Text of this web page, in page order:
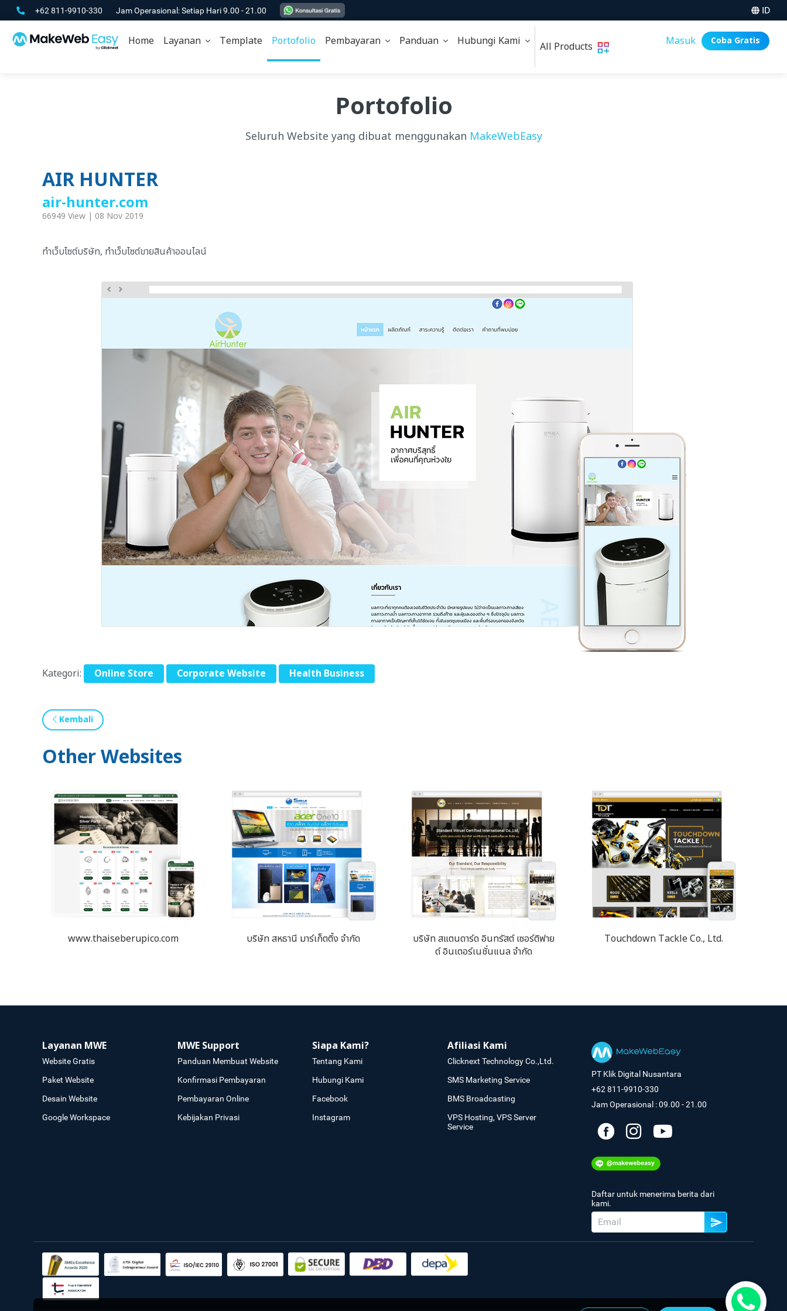
+62 811-9910-330 Jam Operasional: Setiap Hari 9.00 - 21.00 ID
Home Layanan Template Portofolio Pembayaran Panduan Hubungi Kami All Products Masuk Coba Gratis
Portofolio
Seluruh Website yang dibuat menggunakan MakeWebEasy
AIR HUNTER
air-hunter.com
66949 View | 08 Nov 2019
ทำเว็บไซต์บริษัท, ทำเว็บไซต์ขายสินค้าออนไลน์
Kategori: Online Store Corporate Website Health Business
Kembali
Other Websites
www.thaiseberupico.com บริษัท สหธานี มาร์เก็ตติ้ง จำกัด
บริษัท สแตนดาร์ด อินทรัสต์ เซอร์ติฟาย
ด์ อินเตอร์เนชั่นแนล จำกัด
Touchdown Tackle Co., Ltd.
Layanan MWE
Website Gratis
Paket Website
Desain Website
Google Workspace
MWE Support
Panduan Membuat Website
Konfirmasi Pembayaran
Pembayaran Online
Kebijakan Privasi
Siapa Kami?
Tentang Kami
Hubungi Kami
Facebook
Instagram
Afiliasi Kami
Clicknext Technology Co.,Ltd.
SMS Marketing Service
BMS Broadcasting
VPS Hosting, VPS Server
Service
PT Klik Digital Nusantara
+62 811-9910-330
Jam Operasional : 09.00 - 21.00
Daftar untuk menerima berita dari
kami.